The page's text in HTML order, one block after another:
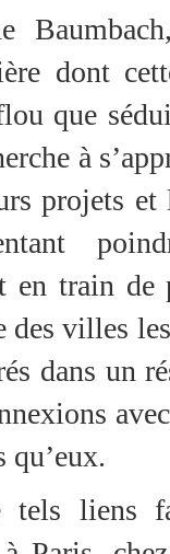
dont
que
à
projets et
en train
des villes
dans un
qu’eux.
tels liens